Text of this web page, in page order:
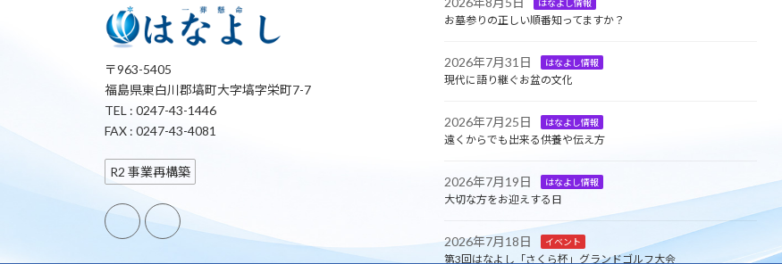
〒963-5405
福島県東白川郡塙町大字塙字栄町7-7
TEL : 0247-43-1446
FAX : 0247-43-4081
R2 事業再構築
はなよし情報
お墓参りの正しい順番知ってますか？
2026年7月31日 はなよし情報
現代に語り継ぐお盆の文化
2026年7月25日 はなよし情報
遠くからでも出来る供養や伝え方
2026年7月19日 はなよし情報
大切な方をお迎えする日
2026年7月18日 イベント
第3回はなよし「さくら杯」グランドゴルフ大会